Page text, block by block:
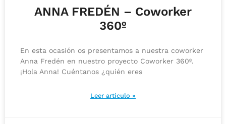
ANNA FREDÉN – Coworker
360º
En esta ocasión os presentamos a nuestra coworker
Anna Fredén en nuestro proyecto Coworker 360º.
¡Hola Anna! Cuéntanos ¿quién eres
Leer artículo »